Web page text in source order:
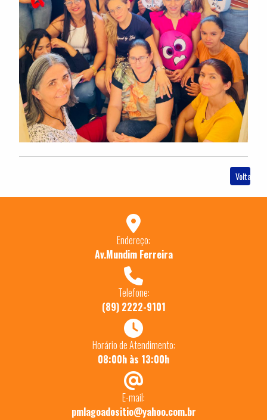
Voltar
Endereço:
Av.Mundim Ferreira
Telefone:
(89) 2222-9101
Horário de Atendimento:
08:00h às 13:00h
E-mail:
pmlagoadositio@yahoo.com.br